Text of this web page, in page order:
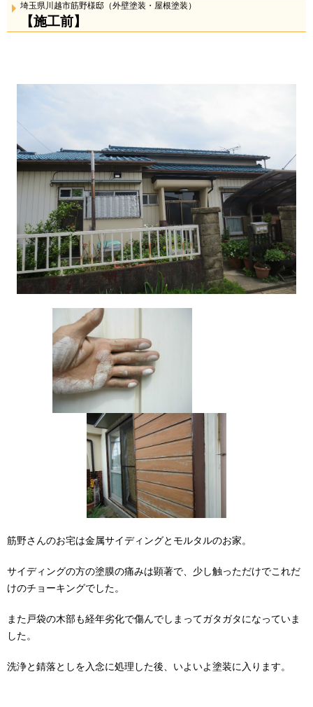
埼玉県川越市筋野様邸（外壁塗装・屋根塗装）
【施工前】
筋野さんのお宅は金属サイディングとモルタルのお家。
サイディングの方の塗膜の痛みは顕著で、少し触っただけでこれだ
けのチョーキングでした。
また戸袋の木部も経年劣化で傷んでしまってガタガタになっていま
した。
洗浄と錆落としを入念に処理した後、いよいよ塗装に入ります。